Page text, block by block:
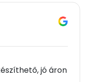
jó áron